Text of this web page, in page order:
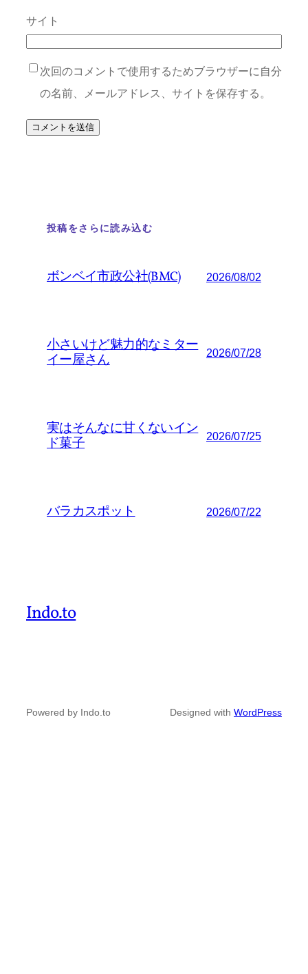
サイト
次回のコメントで使用するためブラウザーに自分
の名前、メールアドレス、サイトを保存する。
投稿をさらに読み込む
ボンベイ市政公社(BMC) 2026/08/02
小さいけど魅力的なミター
イー屋さん
2026/07/28
実はそんなに甘くないイン
ド菓子
2026/07/25
バラカスポット 2026/07/22
Indo.to
Powered by Indo.to Designed with WordPress